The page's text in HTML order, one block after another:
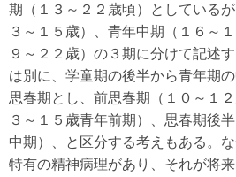
期（１３～２２歳頃）としている
３～１５歳）、青年中期（１６～
９～２２歳）の３期に分けて記述
は別に、学童期の後半から青年期
思春期とし、前思春期（１０～１
３～１５歳青年前期）、思春期後
中期）、と区分する考えもある。
特有の精神病理があり、それが将